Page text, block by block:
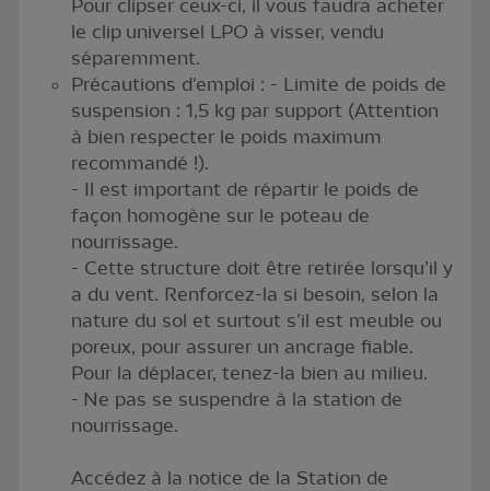
Pour clipser ceux-ci, il vous faudra acheter
le clip universel LPO à visser, vendu
séparemment.
Précautions d'emploi : - Limite de poids de
suspension : 1,5 kg par support (Attention
à bien respecter le poids maximum
recommandé !).
- Il est important de répartir le poids de
façon homogène sur le poteau de
nourrissage.
- Cette structure doit être retirée lorsqu’il y
a du vent. Renforcez-la si besoin, selon la
nature du sol et surtout s’il est meuble ou
poreux, pour assurer un ancrage fiable.
Pour la déplacer, tenez-la bien au milieu.
- Ne pas se suspendre à la station de
nourrissage.
Accédez à la notice de la Station de